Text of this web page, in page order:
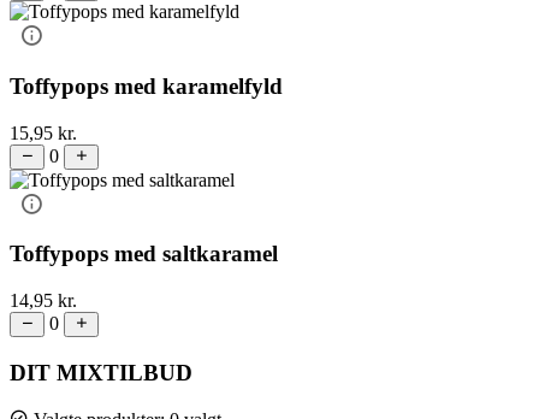
Toffypops med karamelfyld
15,95 kr.
0
Toffypops med saltkaramel
14,95 kr.
0
DIT MIXTILBUD